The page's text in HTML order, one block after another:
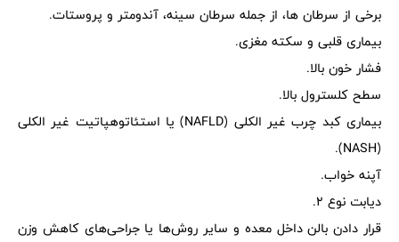
برخی از سرطان ها، از جمله سرطان سینه، آندومتر و پروستات.
بیماری قلبی و سکته مغزی.
فشار خون بالا.
سطح کلسترول بالا.
بیماری کبد چرب غیر الکلی (NAFLD) یا استئاتوهپاتیت غیر الکلی
(NASH).
آپنه خواب.
دیابت نوع 2.
قرار دادن بالن داخل معده و سایر روش‌ها یا جراحی‌های کاهش وزن